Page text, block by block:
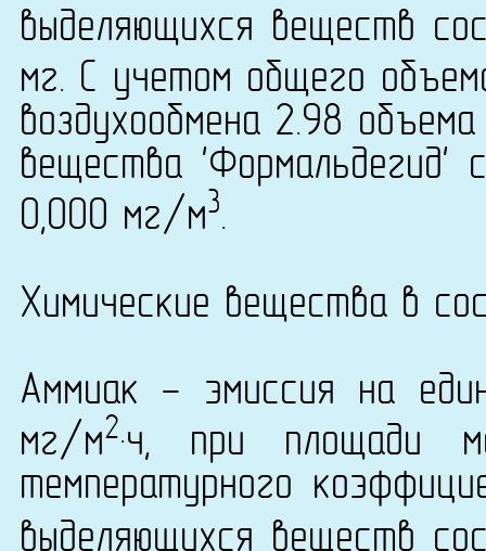
выделяющихся веществ
мг. С учетом общего
воздухообмена 2.98
вещества
0,000 мг/м3.
Химические вещества в
Аммиак - эмиссия на
мг/м2·ч, при площади
температурного
выделяющихся веществ